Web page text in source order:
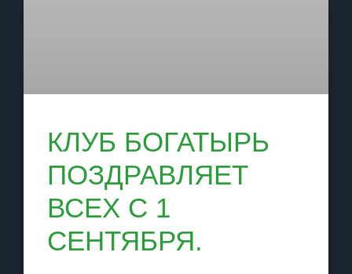
КЛУБ БОГАТЫРЬ
ПОЗДРАВЛЯЕТ
ВСЕХ С 1
СЕНТЯБРЯ.